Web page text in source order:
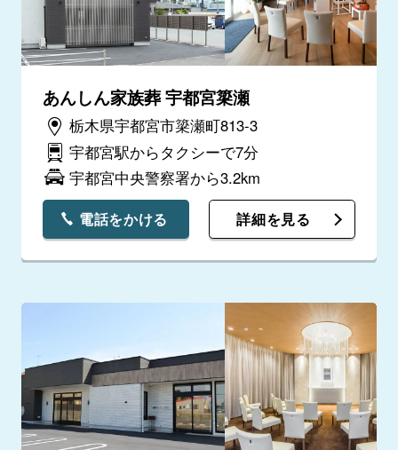
あんしん家族葬 宇都宮簗瀬
栃木県宇都宮市簗瀬町813-3
宇都宮駅からタクシーで7分
宇都宮中央警察署から3.2km
電話をかける 詳細を見る